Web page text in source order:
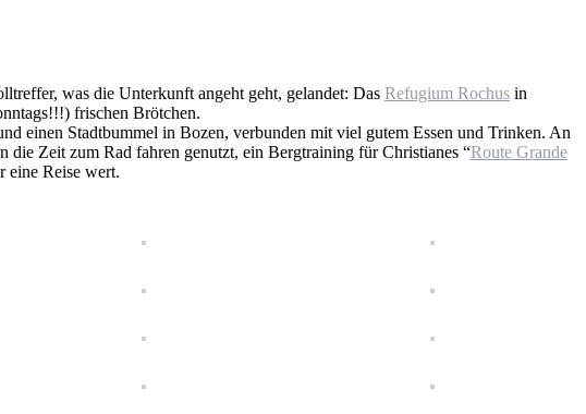
was die Unterkunft angeht geht, gelandet: Das Refugium Rochus in
frischen Brötchen.
einen Stadtbummel in Bozen, verbunden mit viel gutem Essen und Trinken. An
die Zeit zum Rad fahren genutzt, ein Bergtraining für Christianes “Route Grande
eine Reise wert.